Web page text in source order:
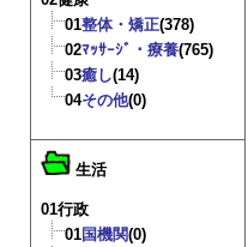
01整体・矯正(378)
02ﾏｯｻｰｼﾞ・療養(765)
03癒し(14)
04その他(0)
生活
01行政
01国機関(0)